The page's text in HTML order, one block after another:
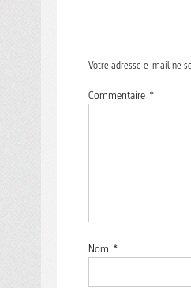
Votre adresse e-mail ne
Commentaire *
Nom *